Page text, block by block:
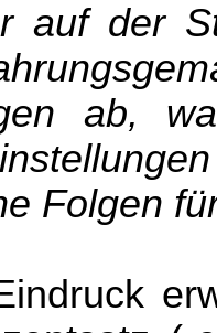
auf der
ab,
Folgen